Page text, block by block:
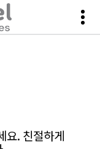
요. 친절하게